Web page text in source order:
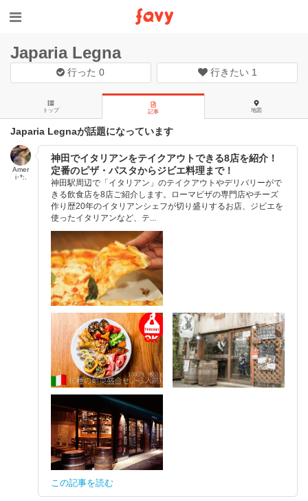
Japaria Legna
行った0 行きたい 1
トップ 記事 地図
Japaria Legnaが話題になっています
Amer
i･*:.
神田でイタリアンをテイクアウトできる8店を紹介！
定番のピザ・パスタからジビエ料理まで！
神田駅周辺で「イタリアン」のテイクアウトやデリバリーがで
きる飲食店を8店ご紹介します。ローマピザの専門店やチーズ
作り歴20年のイタリアンシェフが切り盛りするお店、ジビエを
使ったイタリアンなど、テ...
この記事を読む